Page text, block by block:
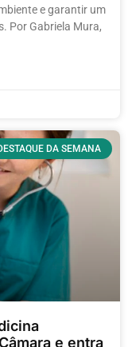
e garantir um
Por Gabriela Mura,
DA SEMANA
e entra